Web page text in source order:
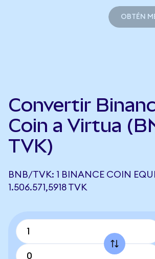
OBTÉN
Convertir
Coin a Virtua
TVK)
BNB/TVK: 1 BINANCE COIN
1.506.571,5918 TVK